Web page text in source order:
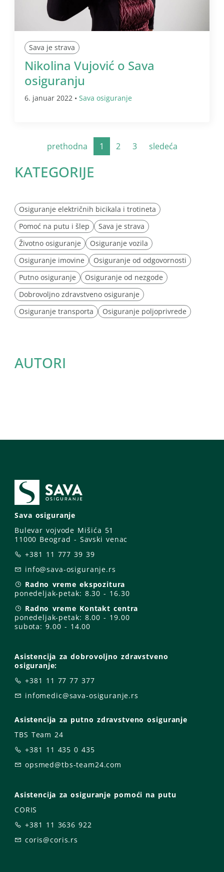
Sava je strava
Nikolina Vujović o Sava
osiguranju
6. januar 2022 • Sava osiguranje
prethodna 1 2 3 sledeća
KATEGORIJE
Osiguranje električnih bicikala i trotineta
Pomoć na putu i šlep
Sava je strava
Životno osiguranje
Osiguranje vozila
Osiguranje imovine
Osiguranje od odgovornosti
Putno osiguranje
Osiguranje od nezgode
Dobrovoljno zdravstveno osiguranje
Osiguranje transporta
Osiguranje poljoprivrede
AUTORI
Sava osiguranje
Bulevar vojvode Mišića 51
11000 Beograd - Savski venac
+381 11 777 39 39
info@sava-osiguranje.rs
Radno vreme ekspozitura
ponedeljak-petak: 8.30 - 16.30
Radno vreme Kontakt centra
ponedeljak-petak: 8.00 - 19.00
subota: 9.00 - 14.00
Asistencija za dobrovoljno zdravstveno
osiguranje:
+381 11 77 77 377
infomedic@sava-osiguranje.rs
Asistencija za putno zdravstveno osiguranje
TBS Team 24
+381 11 435 0 435
opsmed@tbs-team24.com
Asistencija za osiguranje pomoći na putu
CORIS
+381 11 3636 922
coris@coris.rs